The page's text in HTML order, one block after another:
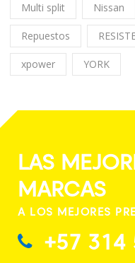
Multi split Nissan
Repuestos
xpower YORK
LAS
MARCAS
A LOS MEJORES
+57 314